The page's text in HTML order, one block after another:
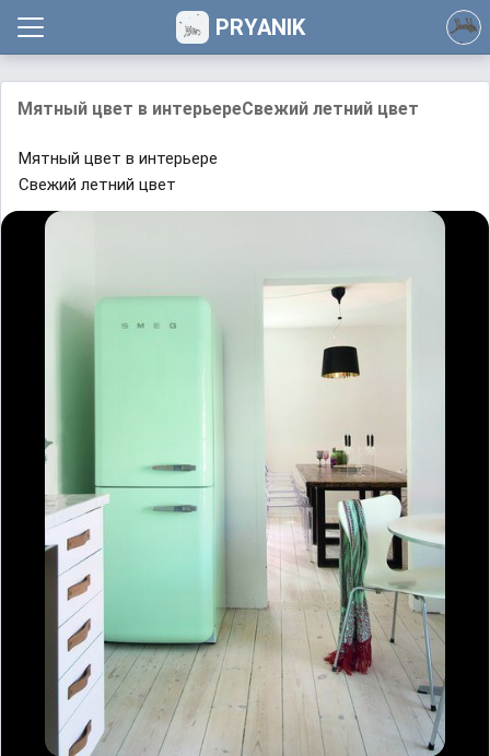
PRYANIK
Мятный цвет в интерьереСвежий летний цвет
Мятный цвет в интерьере
Свежий летний цвет